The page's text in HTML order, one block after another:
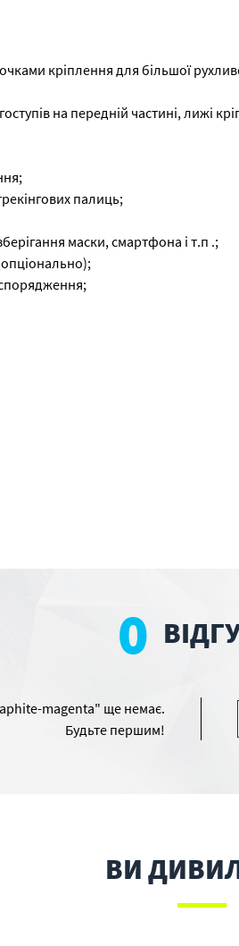
кріплення для більшої
на передній частині, лижі
палиць;
маски, смартфона і т.п .;
спорядження;
0
magenta" ще немає.
Будьте першим!
ВИ